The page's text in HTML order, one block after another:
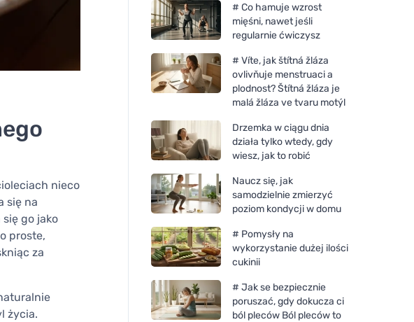
nieco
się na
go jako
proste,
za
życia.
# Co hamuje wzrost
mięśni, nawet jeśli
regularnie ćwiczysz
# Víte, jak štítná žláza
ovlivňuje menstruaci a
plodnost? Štítná žláza je
malá žláza ve tvaru motýl
Drzemka w ciągu dnia
działa tylko wtedy, gdy
wiesz, jak to robić
Naucz się, jak
samodzielnie zmierzyć
poziom kondycji w domu
# Pomysły na
wykorzystanie dużej ilości
cukinii
# Jak se bezpiecznie
poruszać, gdy dokucza ci
ból pleców Ból pleców to